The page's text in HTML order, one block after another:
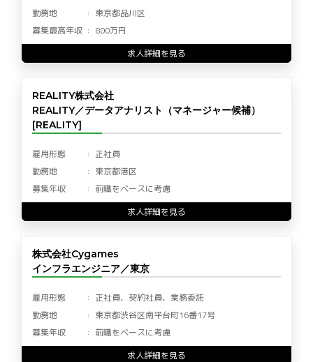
勤務地
東京都品川区
募集最高年収
800万円
求人詳細を見る
REALITY株式会社
REALITY／データアナリスト（マネージャー候補）
[REALITY]
雇用形態
正社員
勤務地
東京都港区
募集年収
前職をベースに考慮
求人詳細を見る
株式会社Cygames
インフラエンジニア／東京
雇用形態
正社員、契約社員、業務委託
勤務地
東京都渋谷区南平台町16番17号
募集年収
前職をベースに考慮
求人詳細を見る